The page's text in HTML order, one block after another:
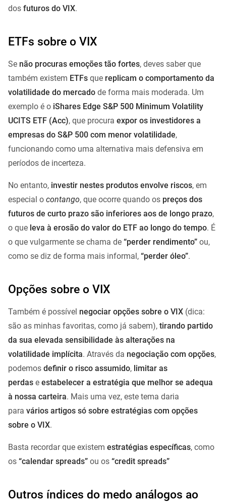
dos futuros do VIX.
ETFs sobre o VIX
Se não procuras emoções tão fortes, deves saber que
também existem ETFs que replicam o comportamento da
volatilidade do mercado de forma mais moderada. Um
exemplo é o iShares Edge S&P 500 Minimum Volatility
UCITS ETF (Acc), que procura expor os investidores a
empresas do S&P 500 com menor volatilidade,
funcionando como uma alternativa mais defensiva em
períodos de incerteza.
No entanto, investir nestes produtos envolve riscos, em
especial o contango, que ocorre quando os preços dos
futuros de curto prazo são inferiores aos de longo prazo,
o que leva à erosão do valor do ETF ao longo do tempo. É
o que vulgarmente se chama de “perder rendimento” ou,
como se diz de forma mais informal, “perder óleo”.
Opções sobre o VIX
Também é possível negociar opções sobre o VIX (dica:
são as minhas favoritas, como já sabem), tirando partido
da sua elevada sensibilidade às alterações na
volatilidade implícita. Através da negociação com opções,
podemos definir o risco assumido, limitar as
perdas e estabelecer a estratégia que melhor se adequa
à nossa carteira. Mais uma vez, este tema daria
para vários artigos só sobre estratégias com opções
sobre o VIX.
Basta recordar que existem estratégias específicas, como
os “calendar spreads” ou os “credit spreads”
Outros índices do medo análogos ao